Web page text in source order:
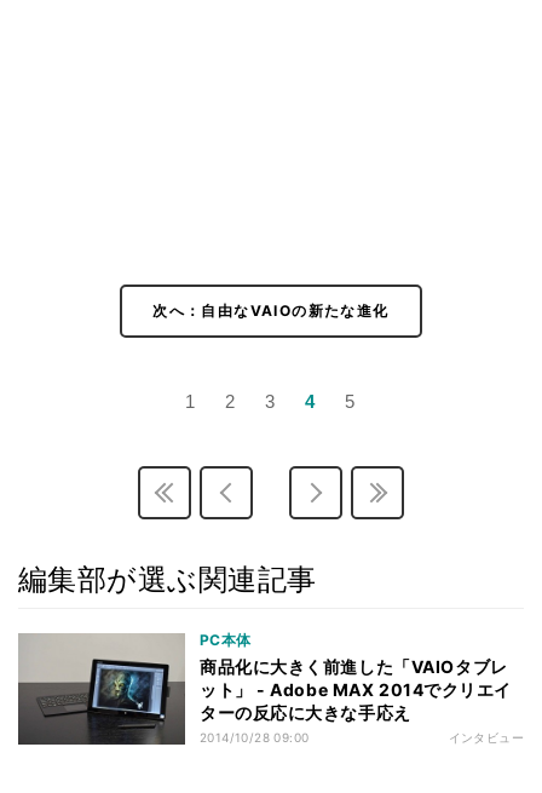
次へ：自由なVAIOの新たな進化
1 2 3 4 5
編集部が選ぶ関連記事
PC本体
商品化に大きく前進した「VAIOタブレ
ット」 - Adobe MAX 2014でクリエイ
ターの反応に大きな手応え
2014/10/28 09:00 インタビュー